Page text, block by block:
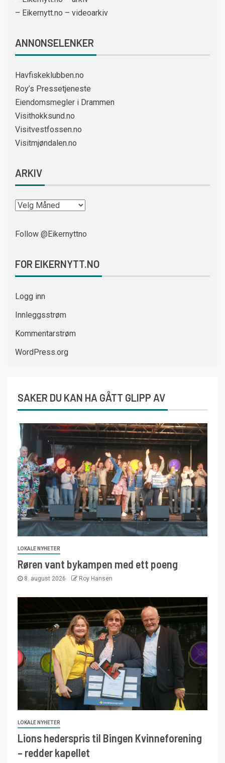
– Eikernytt.no – videoarkiv
ANNONSELENKER
Havfiskeklubben.no
Roy’s Pressetjeneste
Eiendomsmegler i Drammen
Visithokksund.no
Visitvestfossen.no
Visitmjøndalen.no
ARKIV
Follow @Eikernyttno
FOR EIKERNYTT.NO
Logg inn
Innleggsstrøm
Kommentarstrøm
WordPress.org
SAKER DU KAN HA GÅTT GLIPP AV
LOKALE NYHETER
Røren vant bykampen med ett poeng
8. august 2026 Roy Hansen
LOKALE NYHETER
Lions hederspris til Bingen Kvinneforening
– redder kapellet